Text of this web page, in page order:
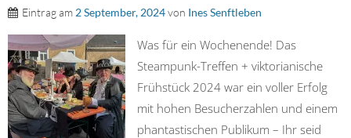
Eintrag am 2 September, 2024von Ines Senftleben
Was für ein Wochenende! Das
Steampunk-Treffen + viktorianische
Frühstück 2024 war ein voller Erfolg
mit hohen Besucherzahlen und einem
phantastischen Publikum – Ihr seid